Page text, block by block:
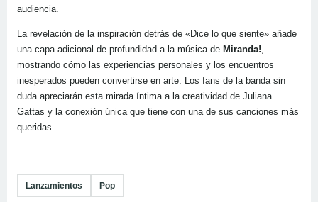
audiencia.
La revelación de la inspiración detrás de «Dice lo que siente» añade
una capa adicional de profundidad a la música de Miranda!,
mostrando cómo las experiencias personales y los encuentros
inesperados pueden convertirse en arte. Los fans de la banda sin
duda apreciarán esta mirada íntima a la creatividad de Juliana
Gattas y la conexión única que tiene con una de sus canciones más
queridas.
Lanzamientos Pop